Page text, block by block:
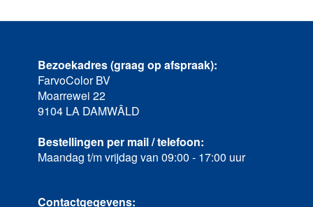
Bezoekadres (graag op afspraak):
FarvoColor BV
Moarrewei 22
9104 LA DAMWÂLD
Bestellingen per mail / telefoon:
Maandag t/m vrijdag van 09:00 - 17:00 uur
Contactgegevens: